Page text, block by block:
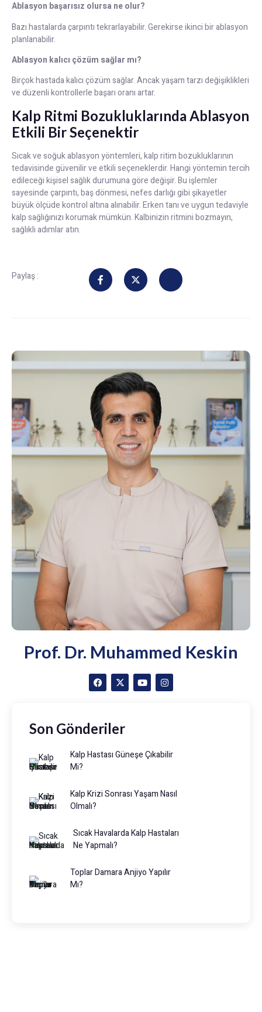
Ablasyon başarısız olursa ne olur?
Bazı hastalarda çarpıntı tekrarlayabilir. Gerekirse ikinci bir ablasyon
planlanabilir.
Ablasyon kalıcı çözüm sağlar mı?
Birçok hastada kalıcı çözüm sağlar. Ancak yaşam tarzı değişiklikleri
ve düzenli kontrollerle başarı oranı artar.
Kalp Ritmi Bozukluklarında Ablasyon
Etkili Bir Seçenektir
Sıcak ve soğuk ablasyon yöntemleri, kalp ritim bozukluklarının
tedavisinde güvenilir ve etkili seçeneklerdir. Hangi yöntemin tercih
edileceği kişisel sağlık durumuna göre değişir. Bu işlemler
sayesinde çarpıntı, baş dönmesi, nefes darlığı gibi şikayetler
büyük ölçüde kontrol altına alınabilir. Erken tanı ve uygun tedaviyle
kalp sağlığınızı korumak mümkün. Kalbinizin ritmini bozmayın,
sağlıklı adımlar atın.
Paylaş :
Prof. Dr. Muhammed Keskin
Son Gönderiler
Kalp Hastası Güneşe Çıkabilir
Mi?
Kalp Krizi Sonrası Yaşam Nasıl
Olmalı?
Sıcak Havalarda Kalp Hastaları
Ne Yapmalı?
Toplar Damara Anjiyo Yapılır
Mı?